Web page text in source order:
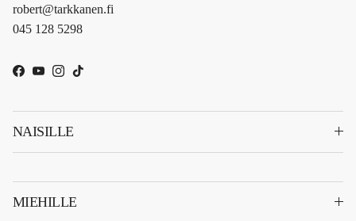
robert@tarkkanen.fi
045 128 5298
Facebook
YouTube
Instagram
TikTok
NAISILLE
MIEHILLE